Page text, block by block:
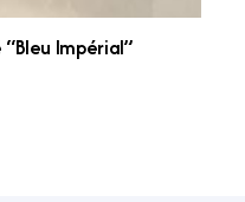
Impérial”